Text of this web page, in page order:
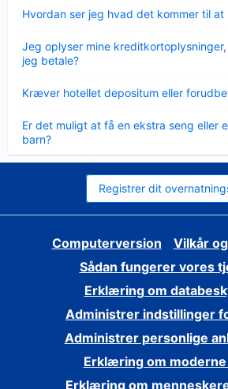
Hvordan ser jeg hvad det kommer til at
Jeg oplyser mine
jeg betale?
Kræver hotellet depositum eller
Er det muligt at få en ekstra seng eller
barn?
Registrer dit
Computerversion
Vilkår
Sådan fungerer vores
Erklæring om
Administrer indstillinger
Administrer personlige
Erklæring om
Erklæring om